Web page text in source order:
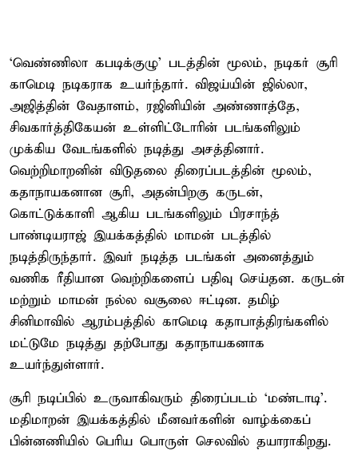
‘வெண்ணிலா கபடிக்குழு’ படத்தின் மூலம், நடிகர் சூரி
காமெடி நடிகராக உயர்ந்தார். விஜய்யின் ஜில்லா,
அஜித்தின் வேதாளம், ரஜினியின் அண்ணாத்தே,
சிவகார்த்திகேயன் உள்ளிட்டோரின் படங்களிலும்
முக்கிய வேடங்களில் நடித்து அசத்தினார்.
வெற்றிமாறனின் விடுதலை திரைப்படத்தின் மூலம்,
கதாநாயகனான சூரி, அதன்பிறகு கருடன்,
கொட்டுக்காளி ஆகிய படங்களிலும் பிரசாந்த்
பாண்டியராஜ் இயக்கத்தில் மாமன் படத்தில்
நடித்திருந்தார். இவர் நடித்த படங்கள் அனைத்தும்
வணிக ரீதியான வெற்றிகளைப் பதிவு செய்தன. கருடன்
மற்றும் மாமன் நல்ல வசூலை ஈட்டின. தமிழ்
சினிமாவில் ஆரம்பத்தில் காமெடி கதாபாத்திரங்களில்
மட்டுமே நடித்து தற்போது கதாநாயகனாக
உயர்ந்துள்ளார்.
சூரி நடிப்பில் உருவாகிவரும் திரைப்படம் ‘மண்டாடி’.
மதிமாறன் இயக்கத்தில் மீனவர்களின் வாழ்க்கைப்
பின்னணியில் பெரிய பொருள் செலவில் தயாராகிறது.